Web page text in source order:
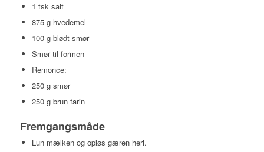
1 tsk salt
875 g hvedemel
100 g blødt smør
Smør til formen
Remonce:
250 g smør
250 g brun farin
Fremgangsmåde
Lun mælken og opløs gæren heri.